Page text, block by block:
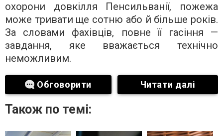
охорони довкілля Пенсильванії, пожежа
може тривати ще сотню або й більше років.
За словами фахівців, повне її гасіння —
завдання, яке вважається технічно
неможливим.
Обговорити Читати далі
Також по темі: